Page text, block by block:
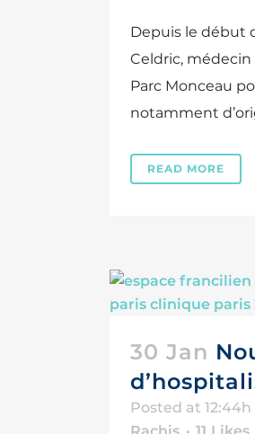
Depuis le début
Celdric,
Parc Monceau
notamment
READ MORE
30 Jan
Posted at 12:44h